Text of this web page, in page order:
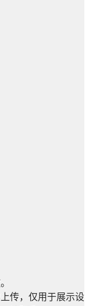
传，仅用于展示设